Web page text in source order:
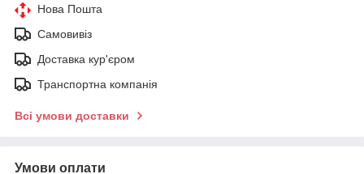
Нова Пошта
Самовивіз
Доставка кур'єром
Транспортна компанія
Всі умови доставки
Умови оплати